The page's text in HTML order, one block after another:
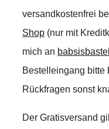
versandkostenfrei
Shop (nur mit
mich an
Bestelleingang bitte
Rückfragen sonst
Der Gratisversand